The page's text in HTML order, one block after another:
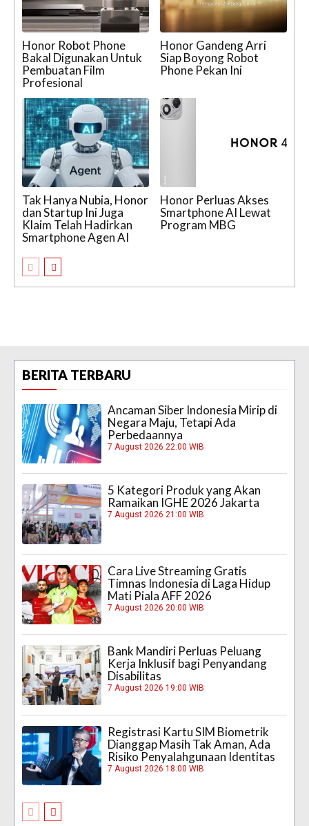
Honor Robot Phone
Bakal Digunakan Untuk
Pembuatan Film
Profesional
Honor Gandeng Arri
Siap Boyong Robot
Phone Pekan Ini
Tak Hanya Nubia, Honor
dan Startup Ini Juga
Klaim Telah Hadirkan
Smartphone Agen AI
Honor Perluas Akses
Smartphone AI Lewat
Program MBG
BERITA TERBARU
Ancaman Siber Indonesia Mirip di
Negara Maju, Tetapi Ada
Perbedaannya
7 August 2026 22:00 WIB
5 Kategori Produk yang Akan
Ramaikan IGHE 2026 Jakarta
7 August 2026 21:00 WIB
Cara Live Streaming Gratis
Timnas Indonesia di Laga Hidup
Mati Piala AFF 2026
7 August 2026 20:00 WIB
Bank Mandiri Perluas Peluang
Kerja Inklusif bagi Penyandang
Disabilitas
7 August 2026 19:00 WIB
Registrasi Kartu SIM Biometrik
Dianggap Masih Tak Aman, Ada
Risiko Penyalahgunaan Identitas
7 August 2026 18:00 WIB